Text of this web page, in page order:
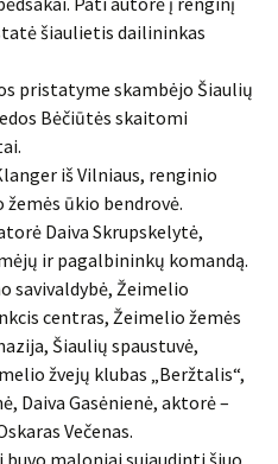
šiaulietis dailininkas
pristatyme skambėjo Šiaulių
Bėčiūtės skaitomi
iš Vilniaus, renginio
ūkio bendrovė.
Daiva Skrupskelytė,
ir pagalbininkų komandą.
savivaldybė, Žeimelio
centras, Žeimelio žemės
Šiaulių spaustuvė,
žvejų klubas „Beržtalis“,
Daiva Gasėnienė, aktorė –
Večenas.
maloniai sujaudinti šiuo